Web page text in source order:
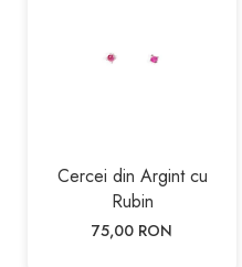
Cercei din Argint cu
Rubin
75,00 RON